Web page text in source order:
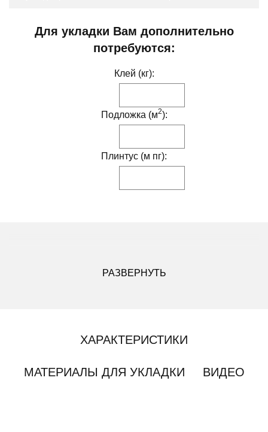
Для укладки Вам дополнительно
потребуются:
Клей (кг):
Подложка (м2):
Плинтус (м пг):
РАЗВЕРНУТЬ
ХАРАКТЕРИСТИКИ
МАТЕРИАЛЫ ДЛЯ УКЛАДКИ ВИДЕО